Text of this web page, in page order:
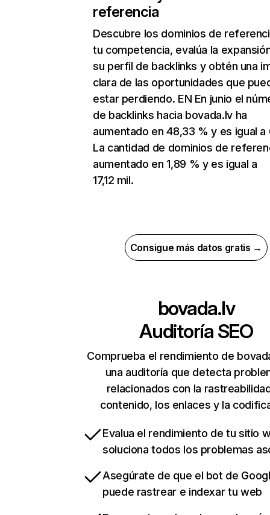
referencia
Descubre los dominios de
tu competencia, evalúa la
su perfil de backlinks y obtén una
clara de las oportunidades que
estar perdiendo. EN En junio el
de backlinks hacia bovada.lv ha
aumentado en 48,33 % y es igual a
La cantidad de dominios de
aumentado en 1,89 % y es igual a
17,12 mil.
Consigue más datos gratis →
bovada.lv
Auditoría SEO
Comprueba el rendimiento de
una auditoría que detecta
relacionados con la
contenido, los enlaces y la
Evalua el rendimiento de tu sitio
soluciona todos los problemas
Asegúrate de que el bot de
puede rastrear e indexar tu web